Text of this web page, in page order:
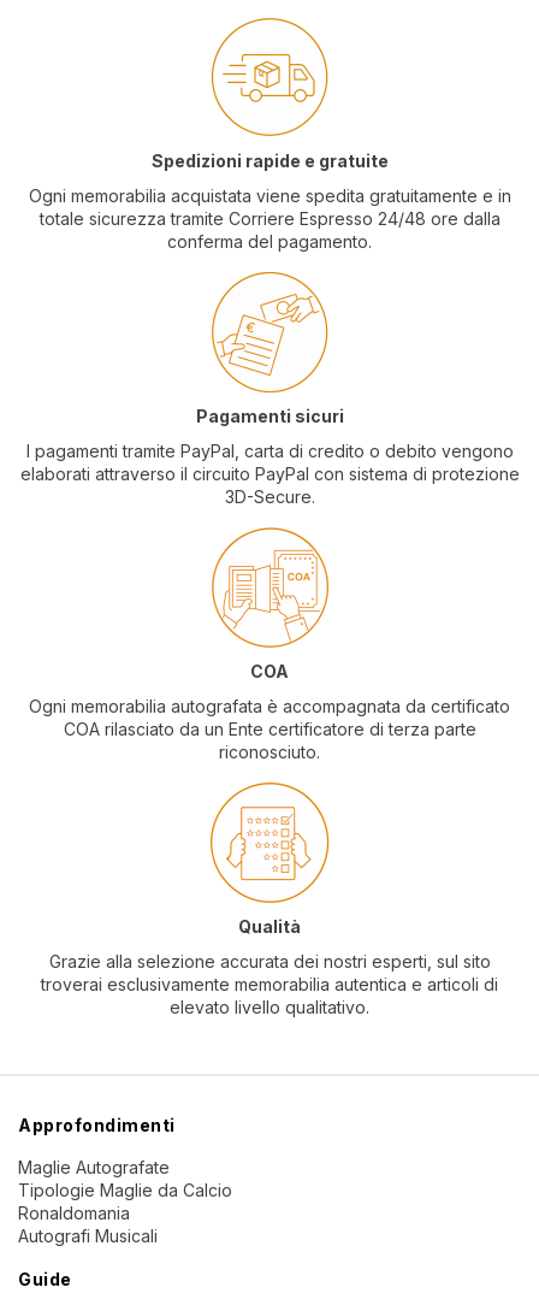
Spedizioni rapide e gratuite
Ogni memorabilia acquistata viene spedita gratuitamente e in
totale sicurezza tramite Corriere Espresso 24/48 ore dalla
conferma del pagamento.
Pagamenti sicuri
I pagamenti tramite PayPal, carta di credito o debito vengono
elaborati attraverso il circuito PayPal con sistema di protezione
3D-Secure.
COA
Ogni memorabilia autografata è accompagnata da certificato
COA rilasciato da un Ente certificatore di terza parte
riconosciuto.
Qualità
Grazie alla selezione accurata dei nostri esperti, sul sito
troverai esclusivamente memorabilia autentica e articoli di
elevato livello qualitativo.
Approfondimenti
Maglie Autografate
Tipologie Maglie da Calcio
Ronaldomania
Autografi Musicali
Guide